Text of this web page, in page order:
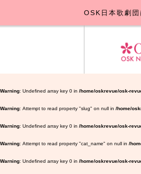
Warning : Undefined array key 0 in /home/oskrevue/osk-
Warning : Attempt to read property "slug" on null in /home/
Warning : Undefined array key 0 in /home/oskrevue/osk-
Warning : Attempt to read property "cat_name" on null in /
Warning : Undefined array key 0 in /home/oskrevue/osk-
OSK日本歌劇